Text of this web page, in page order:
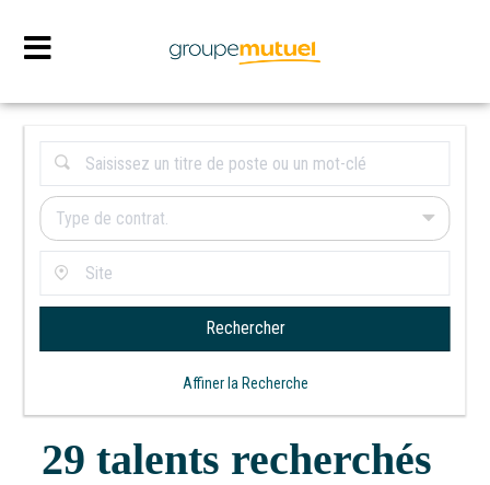
29 talents recherchés
Type de contrat.
Rechercher
Affiner la Recherche